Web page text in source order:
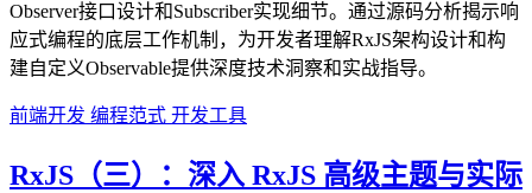
Observer接口设计和Subscriber实现细节。通过源码分析揭示响
应式编程的底层工作机制，为开发者理解RxJS架构设计和构
建自定义Observable提供深度技术洞察和实战指导。
前端开发 编程范式 开发工具
RxJS（三）：深入 RxJS 高级主题与实际